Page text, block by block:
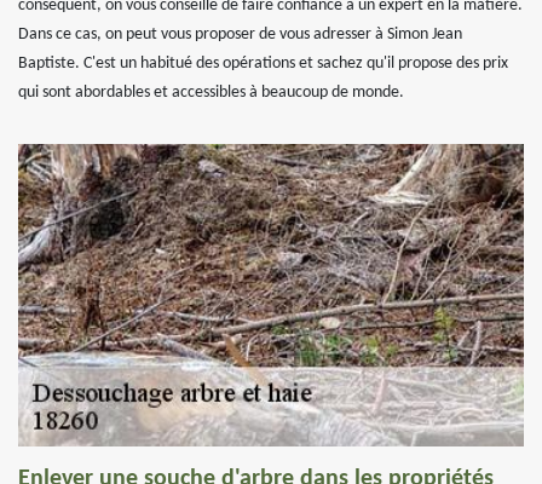
conséquent, on vous conseille de faire confiance à un expert en la matière.
Dans ce cas, on peut vous proposer de vous adresser à Simon Jean
Baptiste. C'est un habitué des opérations et sachez qu'il propose des prix
qui sont abordables et accessibles à beaucoup de monde.
Enlever une souche d'arbre dans les propriétés